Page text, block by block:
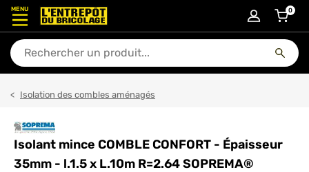
MENU
En quoi puis-je vous aider ?
0article
Isolation des combles aménagés
Isolant mince COMBLE CONFORT - Épaisseur
35mm - l.1.5 x L.10m R=2.64 SOPREMA®